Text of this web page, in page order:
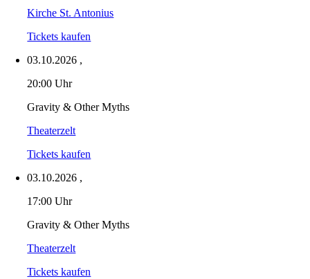
Kirche St. Antonius
Tickets kaufen
03.10.2026 ,
20:00 Uhr
Gravity & Other Myths
Theaterzelt
Tickets kaufen
03.10.2026 ,
17:00 Uhr
Gravity & Other Myths
Theaterzelt
Tickets kaufen